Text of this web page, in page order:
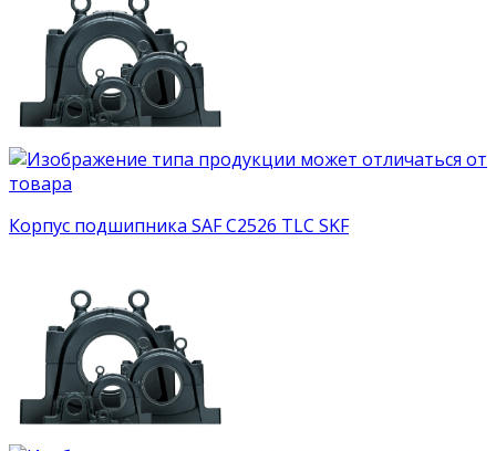
Корпус подшипника SAF C2526 TLC SKF